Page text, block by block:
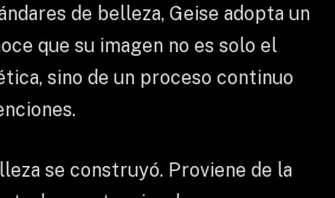
de belleza, Geise adopta un
que su imagen no es solo el
sino de un proceso continuo
se construyó. Proviene de la